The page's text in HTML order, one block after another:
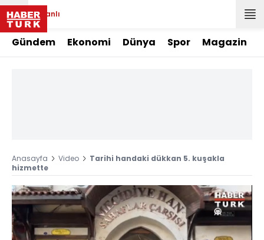
Canlı
Gündem Ekonomi Dünya Spor Magazin
Anasayfa Video
Tarihi handaki dükkan 5. kuşakla
hizmette